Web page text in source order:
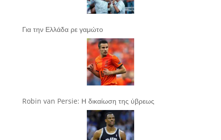
Για την Ελλάδα ρε γαμώτο
Robin van Persie: Η δικαίωση της ύβρεως